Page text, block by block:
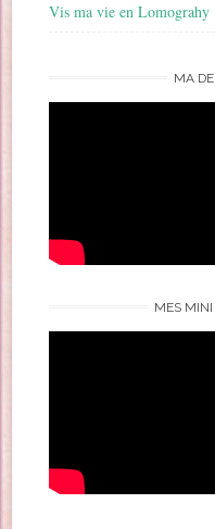
Vis ma vie en Lomograhy
MA
MES MINI